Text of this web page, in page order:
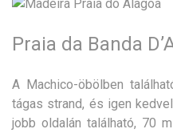
Praia da Banda
A Machico-öbölben
tágas strand, és igen
jobb oldalán található, 70